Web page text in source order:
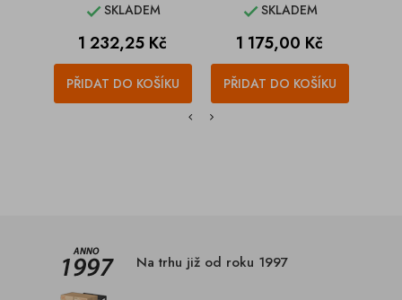
SKLADEM
Cena
1 232,25 Kč
PŘIDAT DO KOŠÍKU
SKLADEM
Cena
1 175,00 Kč
PŘIDAT DO KOŠÍKU
Na trhu již od roku 1997